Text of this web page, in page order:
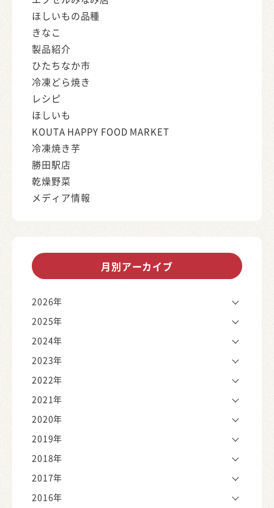
ほしいもの品種
きなこ
製品紹介
ひたちなか市
冷凍どら焼き
レシピ
ほしいも
KOUTA HAPPY FOOD MARKET
冷凍焼き芋
勝田駅店
乾燥野菜
メディア情報
月別アーカイブ
2026年
2025年
2024年
2023年
2022年
2021年
2020年
2019年
2018年
2017年
2016年